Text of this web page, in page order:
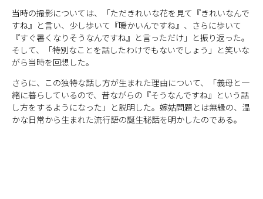
当時の撮影については、「ただきれいな花を見て『きれいなんで
すね』と言い、少し歩いて『暖かいんですね』、さらに歩いて
『すぐ暑くなりそうなんですね』と言っただけ」と振り返った。
そして、「特別なことを話したわけでもないでしょう」と笑いな
がら当時を回想した。
さらに、この独特な話し方が生まれた理由について、「義母と一
緒に暮らしているので、昔ながらの『そうなんですね』という話
し方をするようになった」と説明した。嫁姑問題とは無縁の、温
かな日常から生まれた流行語の誕生秘話を明かしたのである。